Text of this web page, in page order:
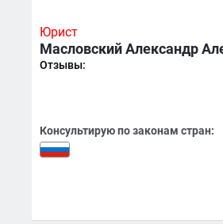
Юрист
Масловский Александр
Отзывы:
Консультирую по законам стран: